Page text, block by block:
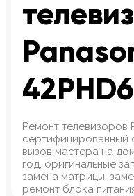
42PHD6
Ремонт телевизоров
вызов мастера на
год, оригинальные
замена матрицы,
ремонт блока